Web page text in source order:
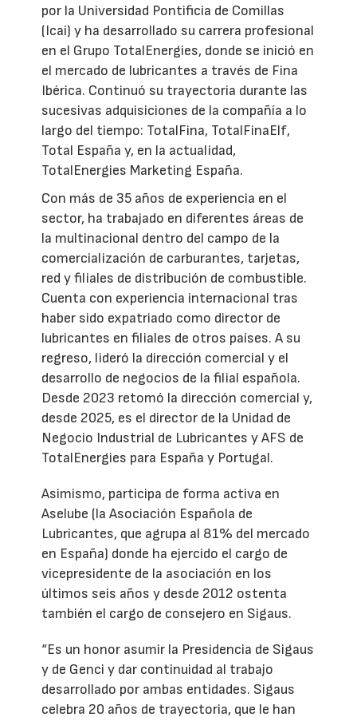
por la Universidad Pontificia de Comillas
(Icai) y ha desarrollado su carrera profesional
en el Grupo TotalEnergies, donde se inició en
el mercado de lubricantes a través de Fina
Ibérica. Continuó su trayectoria durante las
sucesivas adquisiciones de la compañía a lo
largo del tiempo: TotalFina, TotalFinaElf,
Total España y, en la actualidad,
TotalEnergies Marketing España.
Con más de 35 años de experiencia en el
sector, ha trabajado en diferentes áreas de
la multinacional dentro del campo de la
comercialización de carburantes, tarjetas,
red y filiales de distribución de combustible.
Cuenta con experiencia internacional tras
haber sido expatriado como director de
lubricantes en filiales de otros países. A su
regreso, lideró la dirección comercial y el
desarrollo de negocios de la filial española.
Desde 2023 retomó la dirección comercial y,
desde 2025, es el director de la Unidad de
Negocio Industrial de Lubricantes y AFS de
TotalEnergies para España y Portugal.
Asimismo, participa de forma activa en
Aselube (la Asociación Española de
Lubricantes, que agrupa al 81% del mercado
en España) donde ha ejercido el cargo de
vicepresidente de la asociación en los
últimos seis años y desde 2012 ostenta
también el cargo de consejero en Sigaus.
“Es un honor asumir la Presidencia de Sigaus
y de Genci y dar continuidad al trabajo
desarrollado por ambas entidades. Sigaus
celebra 20 años de trayectoria, que le han